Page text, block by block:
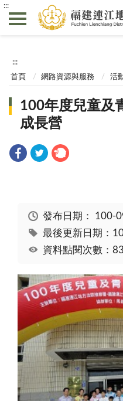
:::
:::
首頁 網路資源與服務 活
100年度兒童及
成長營
發布日期： 100-
最後更新日期：
資料點閱次數：